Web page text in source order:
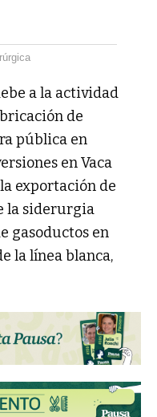
a la actividad
de
pública en
en Vaca
exportación de
la siderurgia
gasoductos en
la línea blanca,